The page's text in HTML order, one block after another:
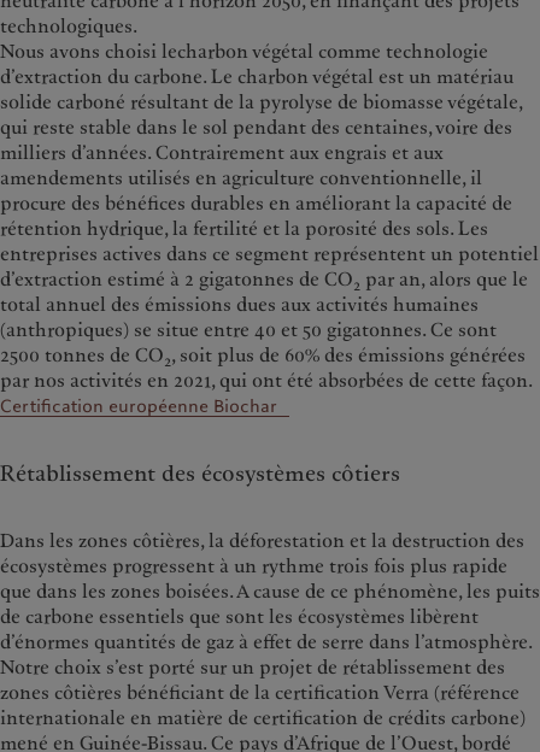
technologiques.
Nous avons choisi lecharbon végétal comme technologie
d’extraction du carbone. Le charbon végétal est un matériau
solide carboné résultant de la pyrolyse de biomasse végétale,
qui reste stable dans le sol pendant des centaines, voire des
milliers d’années. Contrairement aux engrais et aux
amendements utilisés en agriculture conventionnelle, il
procure des bénéfices durables en améliorant la capacité de
rétention hydrique, la fertilité et la porosité des sols. Les
entreprises actives dans ce segment représentent un potentiel
d’extraction estimé à 2 gigatonnes de CO2 par an, alors que le
total annuel des émissions dues aux activités humaines
(anthropiques) se situe entre 40 et 50 gigatonnes. Ce sont
2500 tonnes de CO2, soit plus de 60% des émissions générées
par nos activités en 2021, qui ont été absorbées de cette façon.
Certification européenne Biochar
Rétablissement des écosystèmes côtiers
Dans les zones côtières, la déforestation et la destruction des
écosystèmes progressent à un rythme trois fois plus rapide
que dans les zones boisées. A cause de ce phénomène, les puits
de carbone essentiels que sont les écosystèmes libèrent
d’énormes quantités de gaz à effet de serre dans l’atmosphère.
Notre choix s’est porté sur un projet de rétablissement des
zones côtières bénéficiant de la certification Verra (référence
internationale en matière de certification de crédits carbone)
mené en Guinée-Bissau. Ce pays d’Afrique de l’Ouest, bordé